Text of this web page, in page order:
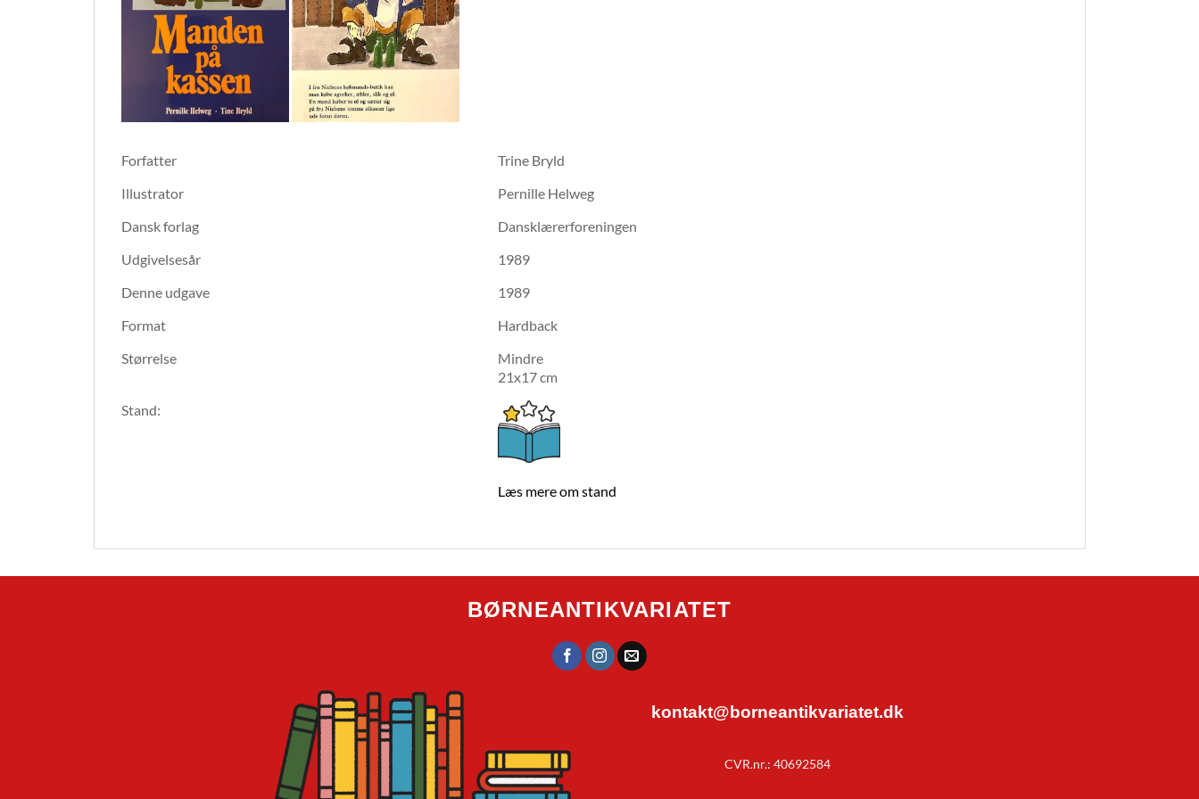
Forfatter
Trine Bryld
Illustrator
Pernille Helweg
Dansk forlag
Dansklærerforeningen
Udgivelsesår
1989
Denne udgave
1989
Format
Hardback
Størrelse
Mindre
21x17 cm
Stand:
Læs mere om stand
BØRNEANTIKVARIATET
kontakt@borneantikvariatet.dk
CVR.nr.: 40692584